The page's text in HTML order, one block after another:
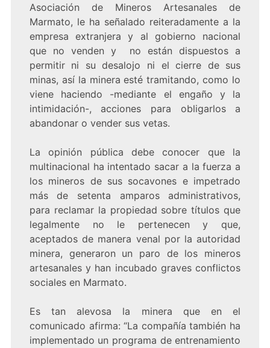
Asociación de Mineros Artesanales de
Marmato, le ha señalado reiteradamente a la
empresa extranjera y al gobierno nacional
que no venden y no están dispuestos a
permitir ni su desalojo ni el cierre de sus
minas, así la minera esté tramitando, como lo
viene haciendo -mediante el engaño y la
intimidación-, acciones para obligarlos a
abandonar o vender sus vetas.
La opinión pública debe conocer que la
multinacional ha intentado sacar a la fuerza a
los mineros de sus socavones e impetrado
más de setenta amparos administrativos,
para reclamar la propiedad sobre títulos que
legalmente no le pertenecen y que,
aceptados de manera venal por la autoridad
minera, generaron un paro de los mineros
artesanales y han incubado graves conflictos
sociales en Marmato.
Es tan alevosa la minera que en el
comunicado afirma: “La compañía también ha
implementado un programa de entrenamiento